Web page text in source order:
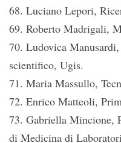
68. Luciano Lepori,
69. Roberto Madrigali,
70. Ludovica
scientifico, Ugis.
71. Maria Massullo,
72. Enrico Matteoli,
73. Gabriella Mincione,
di Medicina di